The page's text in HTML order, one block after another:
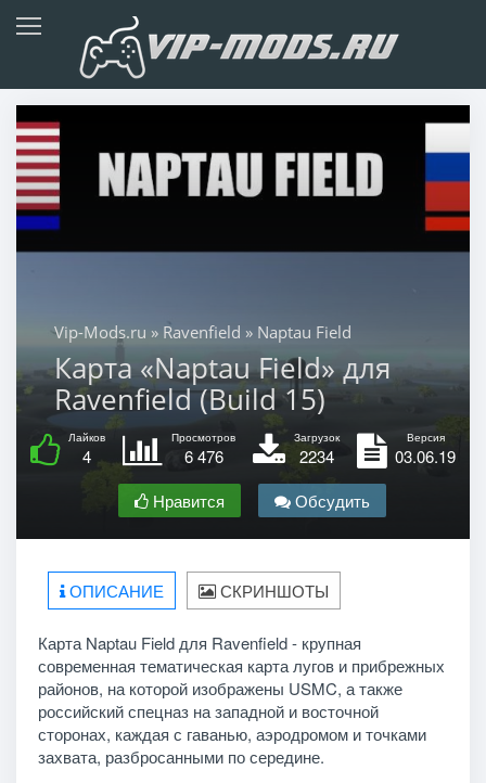
Vip-Mods.ru » Ravenfield » Naptau Field
Карта «Naptau Field» для
Ravenfield (Build 15)
Лайков
4
Просмотров
6 476
Загрузок
2234
Версия
03.06.19
Нравится
Обсудить
ОПИСАНИЕ СКРИНШОТЫ
Карта Naptau Field для Ravenfield - крупная
современная тематическая карта лугов и прибрежных
районов, на которой изображены USMC, а также
российский спецназ на западной и восточной
сторонах, каждая с гаванью, аэродромом и точками
захвата, разбросанными по середине.